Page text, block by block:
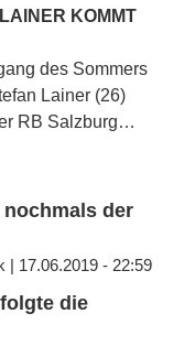
KOMMT
des Sommers
Lainer (26)
RB Salzburg…
nochmals der
| 17.06.2019 - 22:59
die